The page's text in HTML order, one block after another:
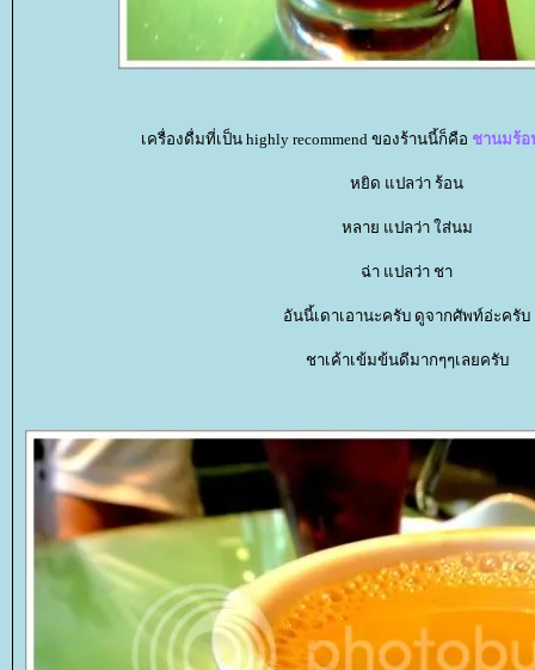
เครื่องดื่มที่เป็น highly recommend ของร้านนี้ก็คือ ชานมร้อ
หยิด แปลว่า ร้อน
หลาย แปลว่า ใส่นม
ฉ่า แปลว่า ชา
อันนี้เดาเอานะครับ ดูจากศัพท์อ่ะครับ
ชาเค้าเข้มข้นดีมากๆๆเลยครับ